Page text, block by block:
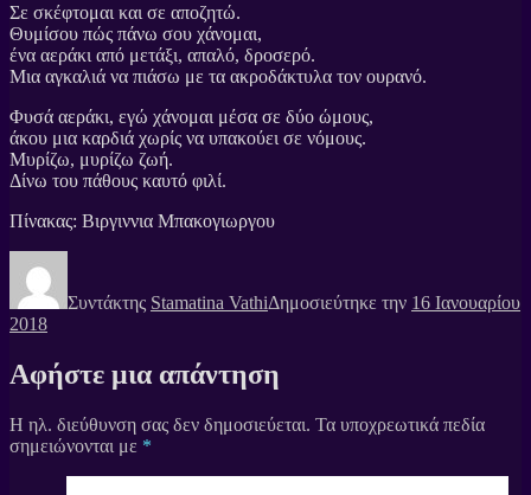
Σε σκέφτομαι και σε αποζητώ.
Θυμίσου πώς πάνω σου χάνομαι,
ένα αεράκι από μετάξι, απαλό, δροσερό.
Μια αγκαλιά να πιάσω με τα ακροδάκτυλα τον ουρανό.
Φυσά αεράκι, εγώ χάνομαι μέσα σε δύο ώμους,
άκου μια καρδιά χωρίς να υπακούει σε νόμους.
Μυρίζω, μυρίζω ζωή.
Δίνω του πάθους καυτό φιλί.
Πίνακας: Βιργιννια Μπακογιωργου
Συντάκτης Stamatina VathiΔημοσιεύτηκε την 16 Ιανουαρίου
2018
Αφήστε μια απάντηση
Η ηλ. διεύθυνση σας δεν δημοσιεύεται. Τα υποχρεωτικά πεδία
σημειώνονται με *